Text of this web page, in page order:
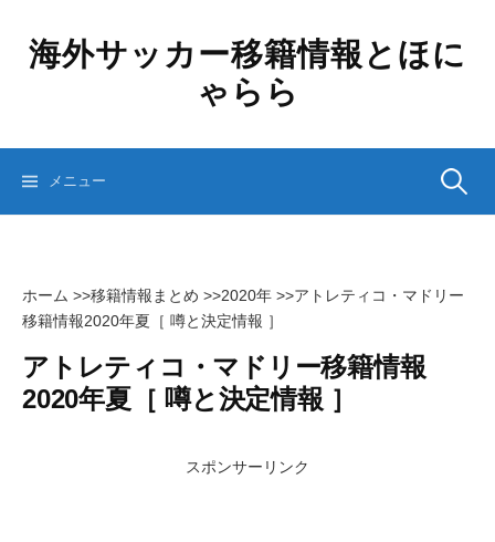
ッ
海外サッカー移籍情報とほに
ゃらら
メニュー 検
ホーム >>移籍情報まとめ >>2020年 >>アトレティコ・マドリー
移籍情報2020年夏［ 噂と決定情報 ］
アトレティコ・マドリー移籍情報
2020年夏［ 噂と決定情報 ］
スポンサーリンク